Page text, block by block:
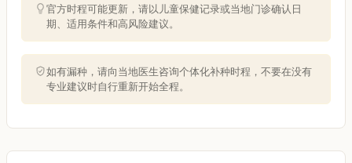
官方时程可能更新，请以儿童保健记录或当地门诊确认日
期、适用条件和高风险建议。
如有漏种，请向当地医生咨询个体化补种时程，不要在没有
专业建议时自行重新开始全程。